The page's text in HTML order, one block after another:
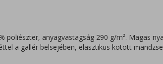
poliészter, anyagvastagság 290 g/m². Magas
a gallér belsejében, elasztikus kötött